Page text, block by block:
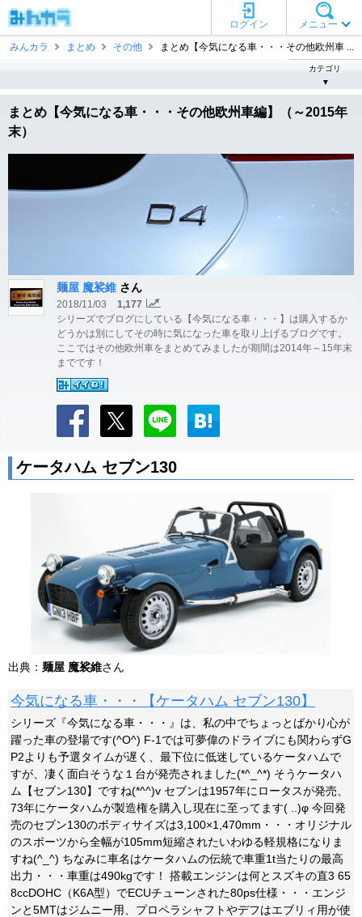
メニュー
ログイン
みんカラ
まとめ その他 まとめ【今気になる車・・・その他欧州車 ...
カテゴリ
▼
まとめ【今気になる車・・・その他欧州車編】（～2015年
末）
麺屋 魔裟維 さん
2018/11/03
1,177
シリーズでブログにしている【今気になる車・・・】は購入するか
どうかは別にしてその時に気になった車を取り上げるブログです。
ここではその他欧州車をまとめてみましたが期間は2014年～15年末
までです！
ケータハム セブン130
出典： 麺屋 魔裟維さん
今気になる車・・・【ケータハム セブン130】
シリーズ『今気になる車・・・』は、私の中でちょっとばかり心が
躍った車の登場です(^O^) F-1では可夢偉のドライブにも関わらずG
P2よりも予選タイムが遅く、最下位に低迷しているケータハムで
すが、凄く面白そうな１台が発売されました(*^_^*) そうケータハ
ム【セブン130】ですね(*^^)v セブンは1957年にロータスが発売、
73年にケータハムが製造権を購入し現在に至ってます( ..)φ 今回発
売のセブン130のボディサイズは3,100×1,470mm・・・オリジナル
のスポーツから全幅が105mm短縮されたいわゆる軽規格になりま
すね(^_^) ちなみに車名はケータハムの伝統で車重1t当たりの最高
出力・・・車重は490kgです！ 搭載エンジンは何とスズキの直3 65
8ccDOHC（K6A型）でECUチューンされた80ps仕様・・・エンジ
ンと5MTはジムニー用、プロペラシャフトやデフはエブリィ用が使